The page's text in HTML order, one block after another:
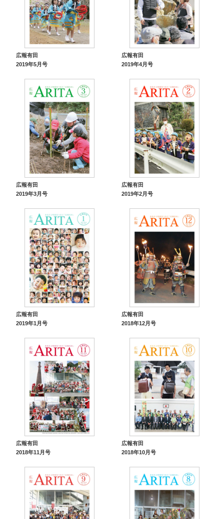
広報有田
2019年5月号
広報有田
2019年4月号
広報有田
2019年3月号
広報有田
2019年2月号
広報有田
2019年1月号
広報有田
2018年12月号
広報有田
2018年11月号
広報有田
2018年10月号